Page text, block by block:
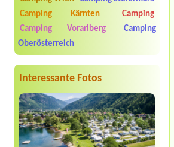
Camping Kärnten
Camping
Camping Vorarlberg
Camping
Oberösterreich
Interessante Fotos